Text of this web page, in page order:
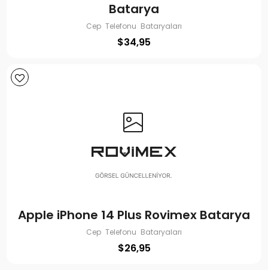
Batarya
Cep Telefonu Bataryaları
$34,95
Apple iPhone 14 Plus Rovimex Batarya
Cep Telefonu Bataryaları
$26,95